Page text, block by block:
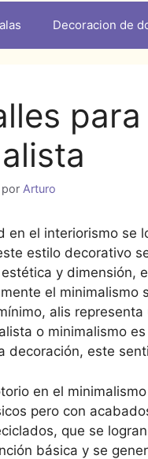
Decoracion de
por Arturo
en el interiorismo se
estilo decorativo
y dimensión,
el minimalismo
alis
o minimalismo
decoración, este
en el
pero con
que se
básica y se